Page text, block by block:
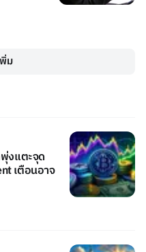
ม
งแตะจุด
เตือนอาจ